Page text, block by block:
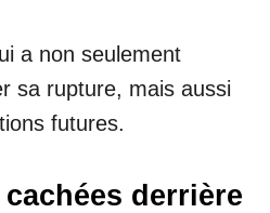
a non seulement
sa rupture, mais aussi
futures.
derrière